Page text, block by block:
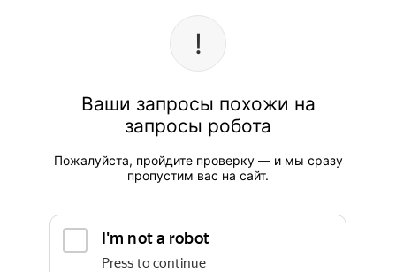
Ваши запросы похожи на
запросы робота
Пожалуйста, пройдите проверку — и мы сразу
пропустим вас на сайт.